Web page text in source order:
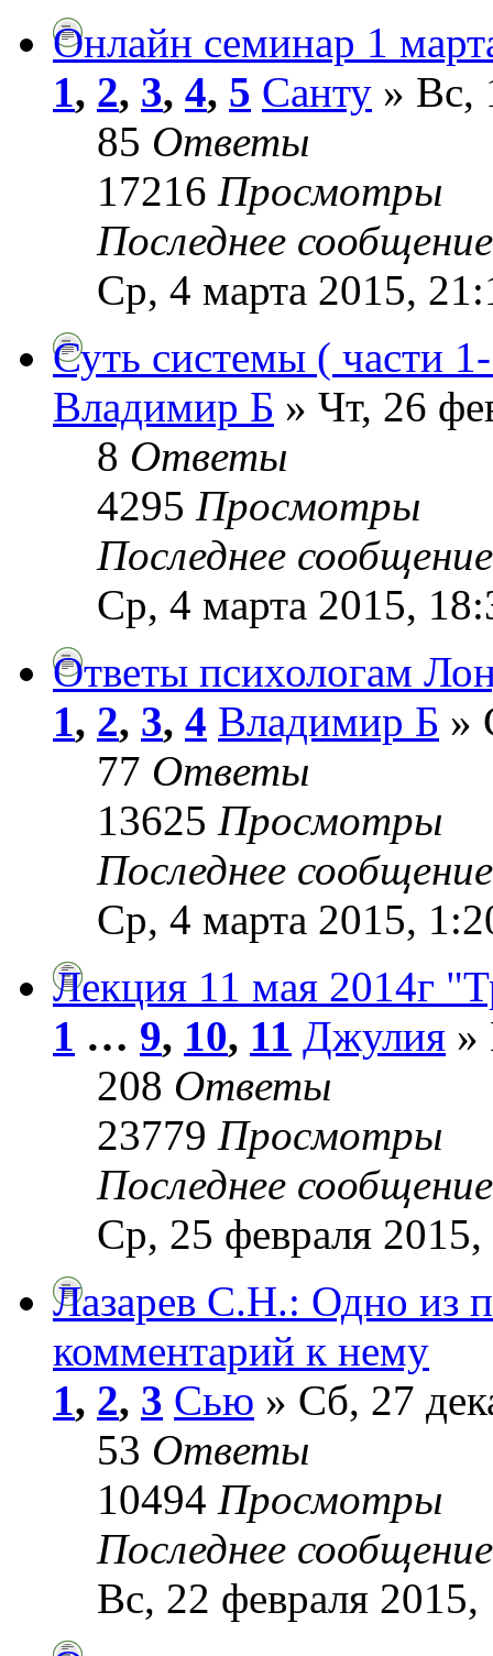
Онлайн семинар 1
1, 2, 3, 4, 5 Санту » Вс,
85 Ответы
17216 Просмотры
Последнее
Ср, 4 марта 2015,
Суть системы ( части
Владимир Б » Чт, 26
8 Ответы
4295 Просмотры
Последнее
Ср, 4 марта 2015,
Ответы психологам
1, 2, 3, 4 Владимир Б »
77 Ответы
13625 Просмотры
Последнее
Ср, 4 марта 2015,
Лекция 11 мая 2014г
1 … 9, 10, 11 Джулия »
208 Ответы
23779 Просмотры
Последнее
Ср, 25 февраля
Лазарев С.Н.: Одно из
комментарий к нему
1, 2, 3 Сью » Сб, 27
53 Ответы
10494 Просмотры
Последнее
Вс, 22 февраля 2015,